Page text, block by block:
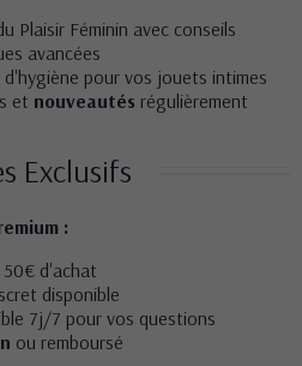
Plaisir Féminin avec conseils
avancées
pour vos jouets intimes
et nouveautés régulièrement
Exclusifs
:
50€ d'achat
disponible
7j/7 pour vos questions
ou remboursé